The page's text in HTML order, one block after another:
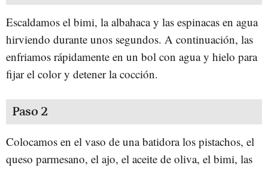
Escaldamos el bimi, la albahaca y las espinacas en agua
hirviendo durante unos segundos. A continuación, las
enfriamos rápidamente en un bol con agua y hielo para
fijar el color y detener la cocción.
Paso 2
Colocamos en el vaso de una batidora los pistachos, el
queso parmesano, el ajo, el aceite de oliva, el bimi, las